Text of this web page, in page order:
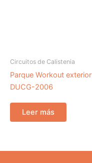
Circuitos de Calistenia
Parque Workout exterior
DUCG-2006
Leer más